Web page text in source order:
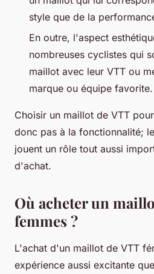
style que de la
En outre, l'aspect
nombreuses cyclistes qui
maillot avec leur VTT ou
marque ou équipe favorite.
Choisir un maillot de VTT
donc pas à la fonctionnalité; le
jouent un rôle tout aussi
d'achat.
Où acheter un
femmes ?
L'achat d'un maillot de VTT
expérience aussi excitante